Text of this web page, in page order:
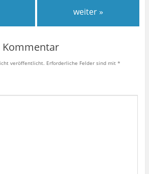
weiter »
Kommentar
veröffentlicht. Erforderliche Felder sind mit *